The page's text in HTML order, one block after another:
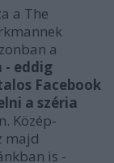
a The
a
- eddig
Facebook
a széria
Közép-
majd
is -